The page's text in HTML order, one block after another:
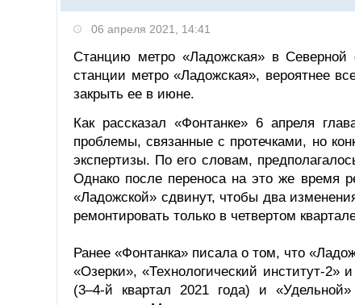
06 апреля 2021, 14:41
Станцию метро «Ладожская» в Северной
станции метро «Ладожская», вероятнее
закрыть ее в июне.
Как рассказал «Фонтанке» 6 апреля
проблемы, связанные с протечками, но
экспертизы. По его словам,
Однако после переноса на это же время
«Ладожской» сдвинут, чтобы два
ремонтировать только в четвертом
Ранее «Фонтанка» писала о том, что
«Озерки», «Технологический институт-2»
(3–4-й квартал 2021 года) и